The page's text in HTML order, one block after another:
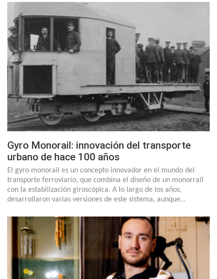
Gyro Monorail: innovación del transporte
urbano de hace 100 años
El gyro monorail es un concepto innovador en el mundo del
transporte ferroviario, que combina el diseño de un monorraíl
con la estabilización giroscópica. A lo largo de los años,
desarrollaron varias versiones de este sistema, aunque…